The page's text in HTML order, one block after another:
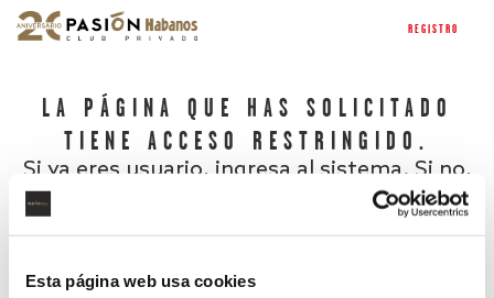
Esta página web usa cookies
REGISTRO
LA PÁGINA QUE HAS SOLICITADO
TIENE ACCESO RESTRINGIDO.
Si ya eres usuario, ingresa al sistema. Si no,